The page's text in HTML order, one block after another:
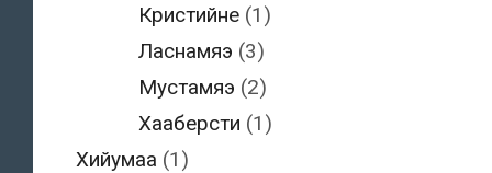
Кристийне(1)
Ласнамяэ (3)
Мустамяэ (2)
Хааберсти (1)
Хийумаа (1)